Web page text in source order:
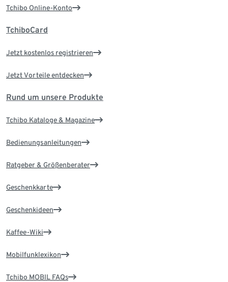
Tchibo Online-Konto
TchiboCard
Jetzt kostenlos registrieren
Jetzt Vorteile entdecken
Rund um unsere Produkte
Tchibo Kataloge & Magazine
Bedienungsanleitungen
Ratgeber & Größenberater
Geschenkkarte
Geschenkideen
Kaffee-Wiki
Mobilfunklexikon
Tchibo MOBIL FAQs